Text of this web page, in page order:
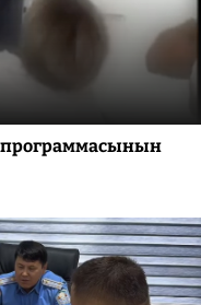
программасынын